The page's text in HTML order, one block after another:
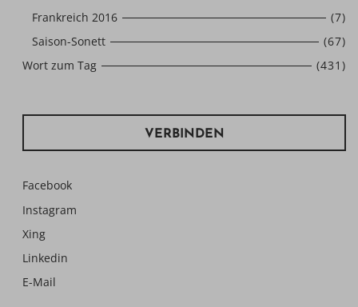
Frankreich 2016
(7)
Saison-Sonett
(67)
Wort zum Tag
(431)
VERBINDEN
Facebook
Instagram
Xing
Linkedin
E-Mail